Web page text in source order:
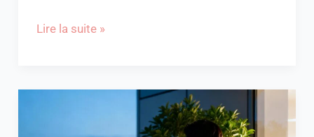
Lire la suite »